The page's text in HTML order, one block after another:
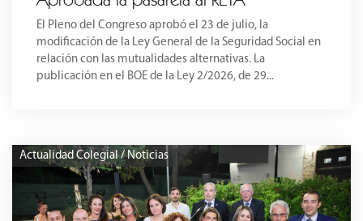
El Pleno del Congreso aprobó el 23 de julio, la
modificación de la Ley General de la Seguridad Social en
relación con las mutualidades alternativas. La
publicación en el BOE de la Ley 2/2026, de 29...
Actualidad Colegial / Noticias